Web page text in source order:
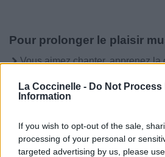
La Coccinelle - Do Not Process
Information
If you wish to opt-out of the sale,
processing of your personal or
targeted advertising by us, please
Pour prolonger le plaisir
Vous aimez chanter, apprenez
Télécharger légalement les MP3
Trouver un instrument de
meilleur prix sur